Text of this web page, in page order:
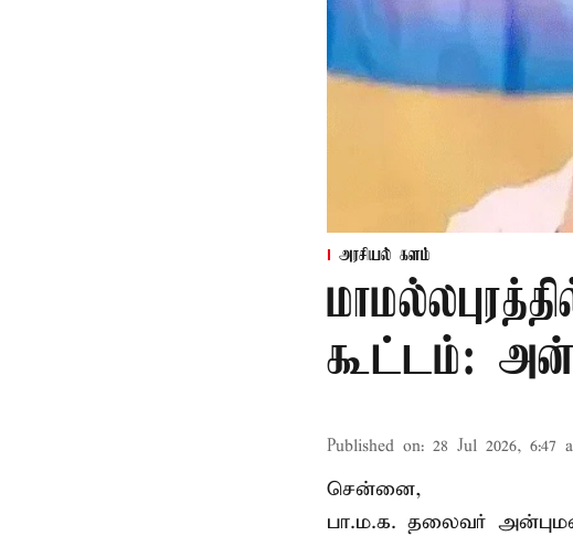
அரசியல் களம்
கூட்டம்:
Published on: 28 Jul 2026, 6:47
சென்னை,
பா.ம.க. தலைவர்